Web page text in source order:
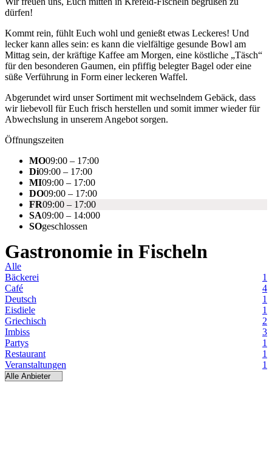
dürfen!
Kommt rein, fühlt Euch wohl und genießt etwas Leckeres! Und
lecker kann alles sein: es kann die vielfältige gesunde Bowl am
Mittag sein, der kräftige Kaffee am Morgen, eine köstliche „Täsch“
für den besonderen Gaumen, ein pfiffig belegter Bagel oder eine
süße Verführung in Form einer leckeren Waffel.
Abgerundet wird unser Sortiment mit wechselndem Gebäck, dass
wir liebevoll für Euch frisch herstellen und somit immer wieder für
Abwechslung in unserem Angebot sorgen.
Öffnungszeiten
MO09:00 – 17:00
Di09:00 – 17:00
MI09:00 – 17:00
DO09:00 – 17:00
FR09:00 – 17:00
SA09:00 – 14:000
SOgeschlossen
Gastronomie in Fischeln
Alle
Bäckerei
1
Café
4
Deutsch
1
Eisdiele
1
Griechisch
2
Imbiss
3
Partys
1
Restaurant
1
Veranstaltungen
1